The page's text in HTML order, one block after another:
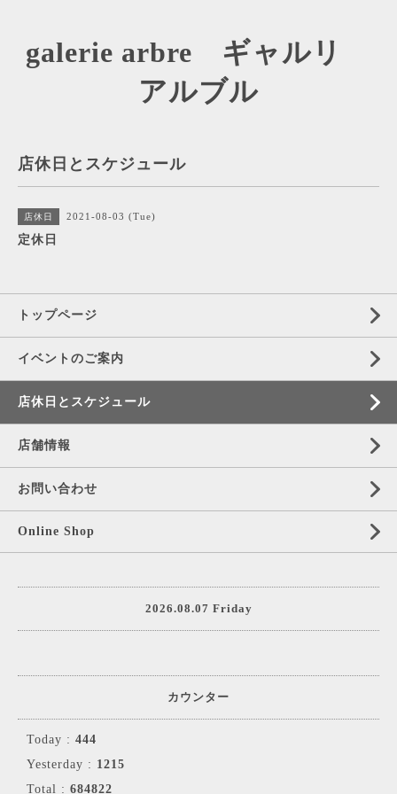
galerie arbre ギャルリ
アルブル
店休日とスケジュール
店休日 2021-08-03 (Tue)
定休日
トップページ
イベントのご案内
店休日とスケジュール
店舗情報
お問い合わせ
Online Shop
2026.08.07 Friday
カウンター
Today : 444
Yesterday : 1215
Total : 684822